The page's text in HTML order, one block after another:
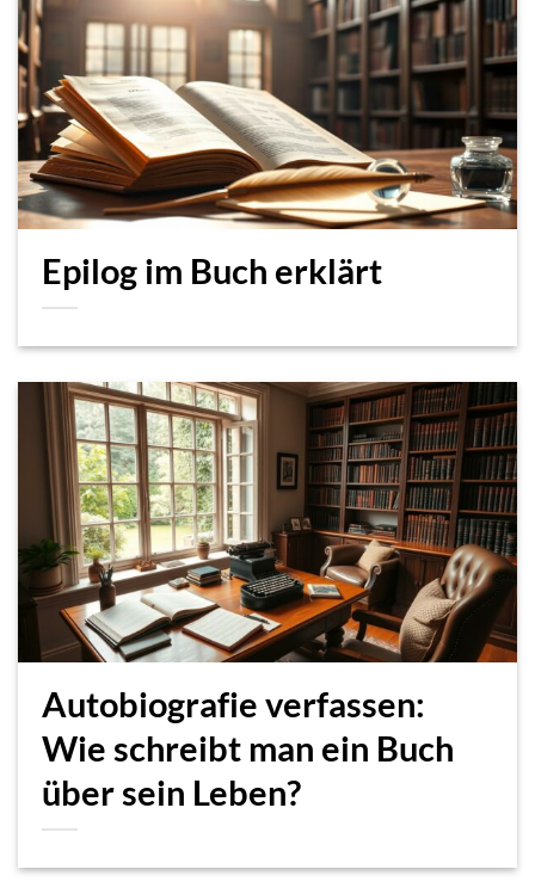
Epilog im Buch erklärt
Autobiografie verfassen:
Wie schreibt man ein Buch
über sein Leben?